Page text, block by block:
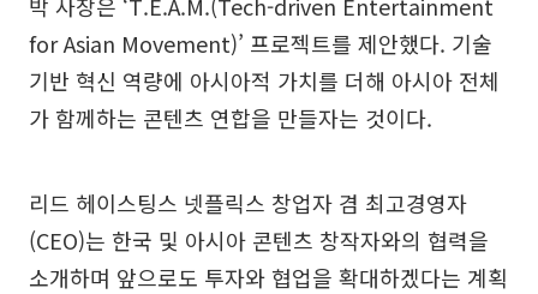
for Asian Movement)’ 프로젝트를 제안했다. 기술
기반 혁신 역량에 아시아적 가치를 더해 아시아 전체
가 함께하는 콘텐츠 연합을 만들자는 것이다.
리드 헤이스팅스 넷플릭스 창업자 겸 최고경영자
(CEO)는 한국 및 아시아 콘텐츠 창작자와의 협력을
소개하며 앞으로도 투자와 협업을 확대하겠다는 계획